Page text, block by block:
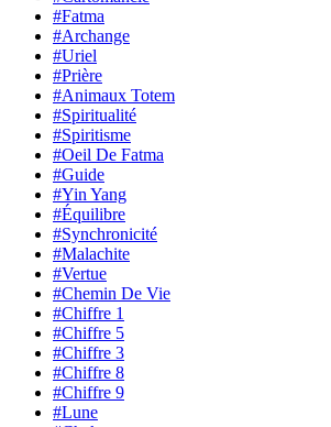
#Fatma
#Archange
#Uriel
#Prière
#Animaux Totem
#Spiritualité
#Spiritisme
#Oeil De Fatma
#Guide
#Yin Yang
#Équilibre
#Synchronicité
#Malachite
#Vertue
#Chemin De Vie
#Chiffre 1
#Chiffre 5
#Chiffre 3
#Chiffre 8
#Chiffre 9
#Lune